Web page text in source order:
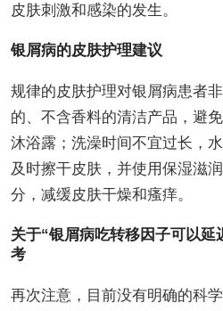
皮肤刺激和感染的发生。
银屑病的皮肤护理建议
规律的皮肤护理对银屑病患者
的、不含香料的清洁产品，避
沐浴露；洗澡时间不宜过长，
及时擦干皮肤，并使用保湿滋
分，减缓皮肤干燥和瘙痒。
关于“银屑病吃转移因子可以延
考
再次注意，目前没有明确的科